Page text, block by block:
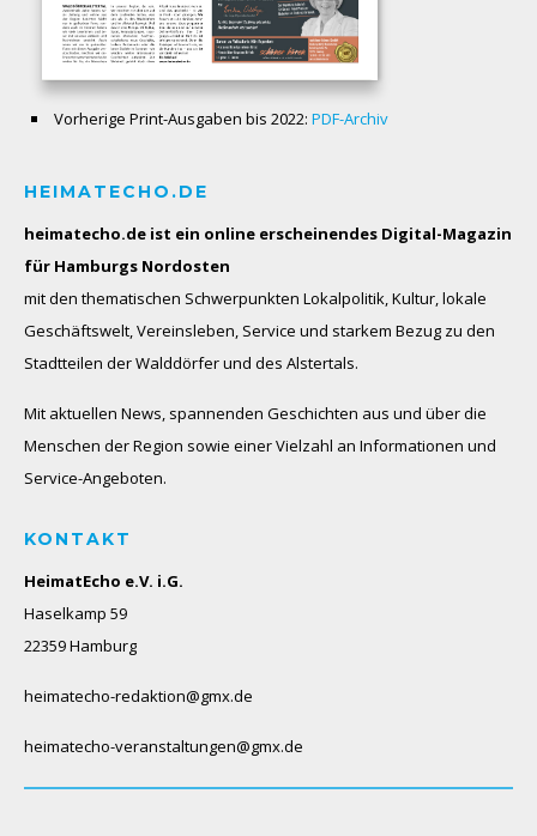
Vorherige Print-Ausgaben bis 2022: PDF-Archiv
HEIMATECHO.DE
heimatecho.de ist ein online erscheinendes Digital-Magazin
für Hamburgs Nordosten
mit den thematischen Schwerpunkten Lokalpolitik, Kultur, lokale
Geschäftswelt, Vereinsleben, Service und starkem Bezug zu den
Stadtteilen der Walddörfer und des Alstertals.
Mit aktuellen News, spannenden Geschichten aus und über die
Menschen der Region sowie einer Vielzahl an Informationen und
Service-Angeboten.
KONTAKT
HeimatEcho e.V. i.G.
Haselkamp 59
22359 Hamburg
heimatecho-redaktion@gmx.de
heimatecho-veranstaltungen@gmx.de